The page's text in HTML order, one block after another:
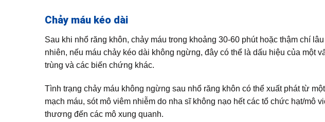
Chảy máu kéo dài
Sau khi nhổ răng khôn, chảy máu trong khoảng 30-60 phút hoặc thậm chí
nhiên, nếu máu chảy kéo dài không ngừng, đây có thể là dấu hiệu của một
trùng và các biến chứng khác.
Tình trạng chảy máu không ngừng sau nhổ răng khôn có thể xuất phát từ
mạch máu, sót mô viêm nhiễm do nha sĩ không nạo hết các tổ chức hạt/mô
thương đến các mô xung quanh.